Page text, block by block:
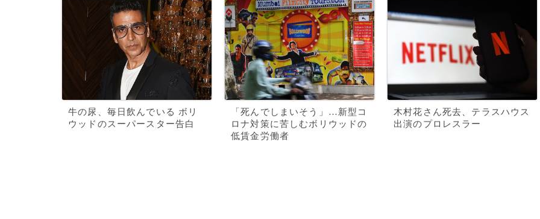
牛の尿、毎日飲んでいる ボリ
ウッドのスーパースター告白
「死んでしまいそう」…新型コ
ロナ対策に苦しむボリウッドの
低賃金労働者
木村花さん死去、テラスハウス
出演のプロレスラー